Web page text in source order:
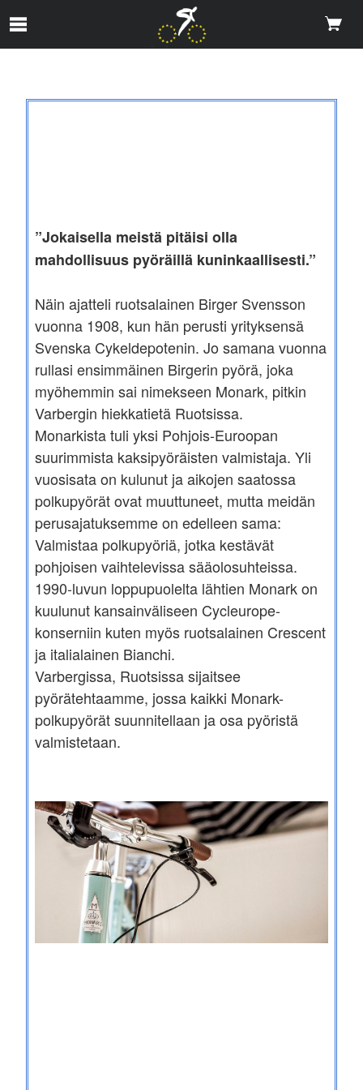
Skip to Main Content
”Jokaisella meistä pitäisi olla
mahdollisuus pyöräillä kuninkaallisesti.”
Näin ajatteli ruotsalainen Birger Svensson
vuonna 1908, kun hän perusti yrityksensä
Svenska Cykeldepotenin. Jo samana vuonna
rullasi ensimmäinen Birgerin pyörä, joka
myöhemmin sai nimekseen Monark, pitkin
Varbergin hiekkatietä Ruotsissa.
Monarkista tuli yksi Pohjois-Euroopan
suurimmista kaksipyöräisten valmistaja. Yli
vuosisata on kulunut ja aikojen saatossa
polkupyörät ovat muuttuneet, mutta meidän
perusajatuksemme on edelleen sama:
Valmistaa polkupyöriä, jotka kestävät
pohjoisen vaihtelevissa sääolosuhteissa.
1990-luvun loppupuolelta lähtien Monark on
kuulunut kansainväliseen Cycleurope-
konserniin kuten myös ruotsalainen Crescent
ja italialainen Bianchi.
Varbergissa, Ruotsissa sijaitsee
pyörätehtaamme, jossa kaikki Monark-
polkupyörät suunnitellaan ja osa pyöristä
valmistetaan.